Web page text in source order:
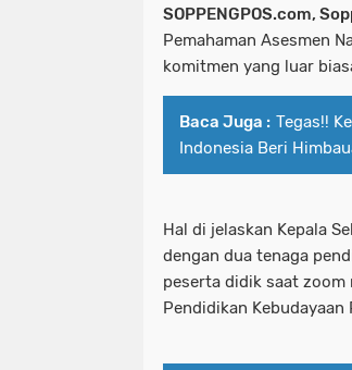
SOPPENGPOS.com,
Pemahaman Asesmen
komitmen yang luar
Baca Juga : Tegas!!
Indonesia Beri
Hal di jelaskan Kepala
dengan dua tenaga
peserta didik saat zoom
Pendidikan